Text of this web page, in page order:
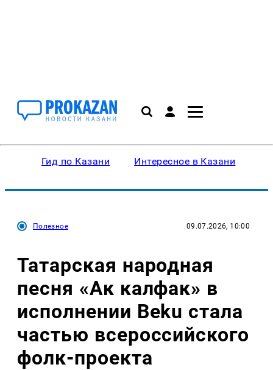
Гид по Казани Интересное в Казани
Полезное 09.07.2026, 10:00
Татарская народная
песня «Ак калфак» в
исполнении Beku стала
частью всероссийского
фолк-проекта